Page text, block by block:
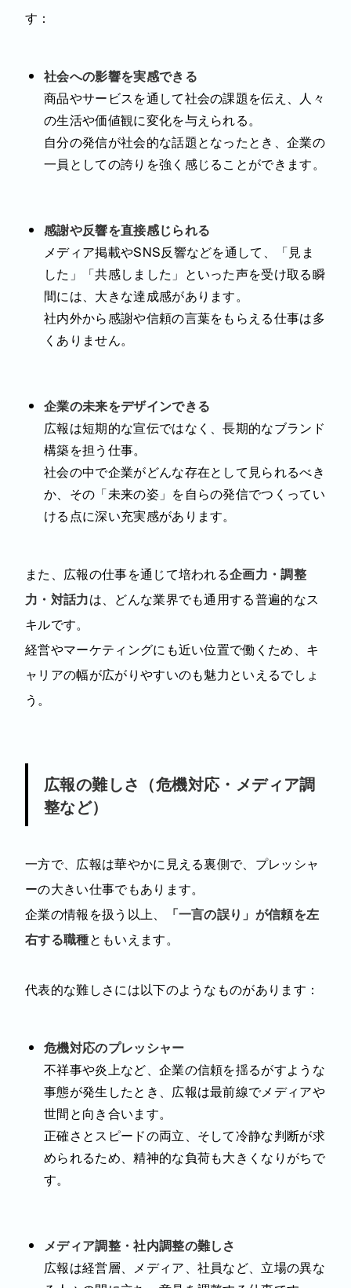
す：
社会への影響を実感できる
商品やサービスを通して社会の課題を伝え、人々
の生活や価値観に変化を与えられる。
自分の発信が社会的な話題となったとき、企業の
一員としての誇りを強く感じることができます。
感謝や反響を直接感じられる
メディア掲載やSNS反響などを通して、「見ま
した」「共感しました」といった声を受け取る瞬
間には、大きな達成感があります。
社内外から感謝や信頼の言葉をもらえる仕事は多
くありません。
企業の未来をデザインできる
広報は短期的な宣伝ではなく、長期的なブランド
構築を担う仕事。
社会の中で企業がどんな存在として見られるべき
か、その「未来の姿」を自らの発信でつくってい
ける点に深い充実感があります。
また、広報の仕事を通じて培われる企画力・調整
力・対話力は、どんな業界でも通用する普遍的なス
キルです。
経営やマーケティングにも近い位置で働くため、キ
ャリアの幅が広がりやすいのも魅力といえるでしょ
う。
広報の難しさ（危機対応・メディア調
整など）
一方で、広報は華やかに見える裏側で、プレッシャ
ーの大きい仕事でもあります。
企業の情報を扱う以上、
「一言の誤り」が信頼を左
右する職種ともいえます。
代表的な難しさには以下のようなものがあります：
危機対応のプレッシャー
不祥事や炎上など、企業の信頼を揺るがすような
事態が発生したとき、広報は最前線でメディアや
世間と向き合います。
正確さとスピードの両立、そして冷静な判断が求
められるため、精神的な負荷も大きくなりがちで
す。
メディア調整・社内調整の難しさ
広報は経営層、メディア、社員など、立場の異な